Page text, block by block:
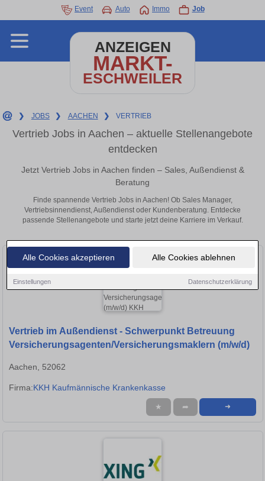
Alle Cookies akzeptieren Alle Cookies ablehnen
Einstellungen Datenschutzerklärung
Event Auto Immo Job
ANZEIGEN
MARKT-
ESCHWEILER
❯ JOBS ❯ AACHEN ❯ VERTRIEB
Vertrieb Jobs in Aachen – aktuelle Stellenangebote
entdecken
Jetzt Vertrieb Jobs in Aachen finden – Sales, Außendienst &
Beratung
Finde spannende Vertrieb Jobs in Aachen! Ob Sales Manager,
Vertriebsinnendienst, Außendienst oder Kundenberatung. Entdecke
passende Stellenangebote und starte jetzt deine Karriere im Verkauf.
Vertrieb im Außendienst - Schwerpunkt Betreuung
Versicherungsagenten/Versicherungsmaklern (m/w/d)
Aachen, 52062
Firma:KKH Kaufmännische Krankenkasse
★ ➦ ➜